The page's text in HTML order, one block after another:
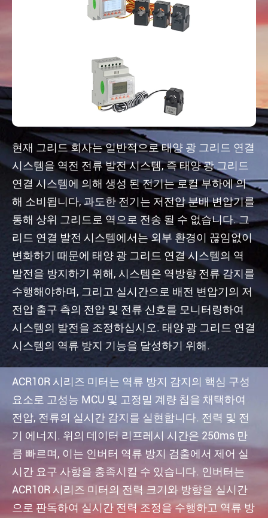
현재 그리드 회사는 일반적으로 태양 광 그리드 연결
시스템을 역전 전류 발전 시스템, 즉 태양 광 그리드
연결 시스템에 의해 생성 된 전기는 로컬 부하에 의
해 소비됩니다, 과도한 전기는 저전압 분배 변압기를
통해 상위 그리드로 역으로 전송 될 수 없습니다. 그
리드 연결 발전 시스템에서는 외부 환경이 끊임없이
변화하기 때문에 태양 광 그리드 연결 시스템의 역
발전을 방지하기 위해, 시스템은 역방향 전류 감지를
수행해야하며, 그리고 실시간으로 배전 변압기의 저
전압 출구 측의 전압 및 전류 신호를 모니터링하여
시스템의 발전을 조정하십시오. 태양 광 그리드 연결
시스템의 역류 방지 기능을 달성하기 위해.
ACR10R 시리즈 미터는 역류 방지 감지의 핵심 구성
요소로 고성능 MCU 및 고정밀 계량 칩을 채택하여
전압, 전류의 실시간 감지를 실현합니다. 전력 및 전
기 에너지. 위의 데이터 리프레시 시간은 250ms 만
큼 빠르며, 이는 인버터 역류 방지 검출에서 제어 실
시간 요구 사항을 충족시킬 수 있습니다. 인버터는
ACR10R 시리즈 미터의 전력 크기와 방향을 실시간
으로 판독하여 실시간 전력 조정을 수행하고 역류 방